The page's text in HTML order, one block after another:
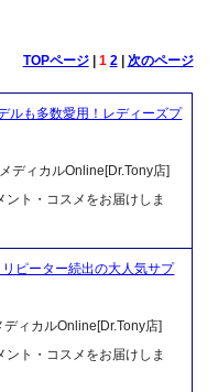
TOPページ| 1 2| 次のページ
ルも多数愛用！レディーズプ
ディカルOnline[Dr.Tony店]
ト・コスメをお届けしま
ピーター続出の大人気サプ
ィカルOnline[Dr.Tony店]
ト・コスメをお届けしま